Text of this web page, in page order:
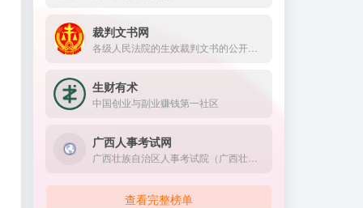
裁判文书网
生财有术
中国创业与副业赚钱第一社区
广西人事考试网
查看完整榜单